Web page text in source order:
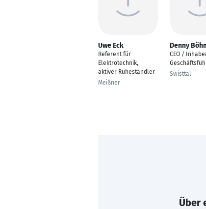
Uwe Eck
Referent für
Elektrotechnik,
aktiver Ruheständler
Meißner
Denny
CEO /
Swisttal
Über